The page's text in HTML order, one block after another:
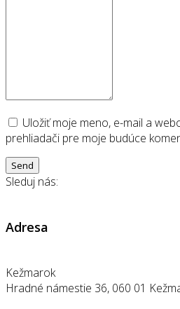
Uložiť moje meno, e-mail a
prehliadači pre moje budúce
Send
Sleduj nás:
Adresa
Kežmarok
Hradné námestie 36, 060 01